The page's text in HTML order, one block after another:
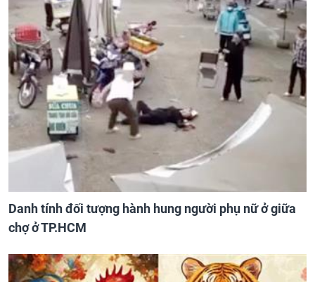
Danh tính đối tượng hành hung người phụ nữ ở giữa
chợ ở TP.HCM